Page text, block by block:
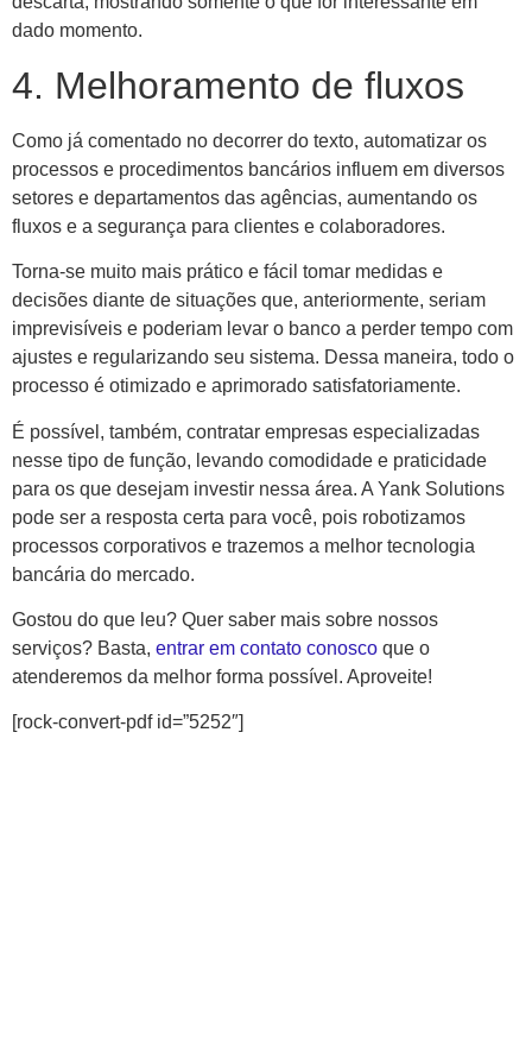
dado momento.
4. Melhoramento de fluxos
Como já comentado no decorrer do texto, automatizar os
processos e procedimentos bancários influem em diversos
setores e departamentos das agências, aumentando os
fluxos e a segurança para clientes e colaboradores.
Torna-se muito mais prático e fácil tomar medidas e
decisões diante de situações que, anteriormente, seriam
imprevisíveis e poderiam levar o banco a perder tempo com
ajustes e regularizando seu sistema. Dessa maneira, todo o
processo é otimizado e aprimorado satisfatoriamente.
É possível, também, contratar empresas especializadas
nesse tipo de função, levando comodidade e praticidade
para os que desejam investir nessa área. A Yank Solutions
pode ser a resposta certa para você, pois robotizamos
processos corporativos e trazemos a melhor tecnologia
bancária do mercado.
Gostou do que leu? Quer saber mais sobre nossos
serviços? Basta, entrar em contato conosco que o
atenderemos da melhor forma possível. Aproveite!
[rock-convert-pdf id=”5252″]